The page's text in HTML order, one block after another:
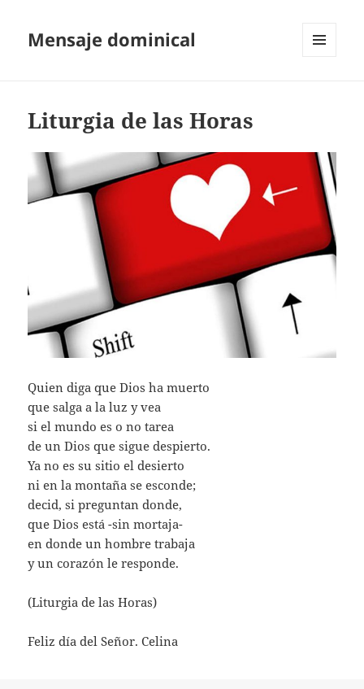
Mensaje dominical
Liturgia de las Horas
Quien diga que Dios ha muerto
que salga a la luz y vea
si el mundo es o no tarea
de un Dios que sigue despierto.
Ya no es su sitio el desierto
ni en la montaña se esconde;
decid, si preguntan donde,
que Dios está -sin mortaja-
en donde un hombre trabaja
y un corazón le responde.
(Liturgia de las Horas)
Feliz día del Señor. Celina